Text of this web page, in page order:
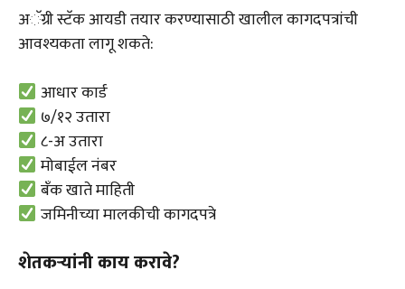
अॅग्री स्टॅक आयडी तयार करण्यासाठी खालील कागदपत्रांची
आवश्यकता लागू शकते:
आधार कार्ड
७/१२ उतारा
८-अ उतारा
मोबाईल नंबर
बँक खाते माहिती
जमिनीच्या मालकीची कागदपत्रे
शेतकऱ्यांनी काय करावे?